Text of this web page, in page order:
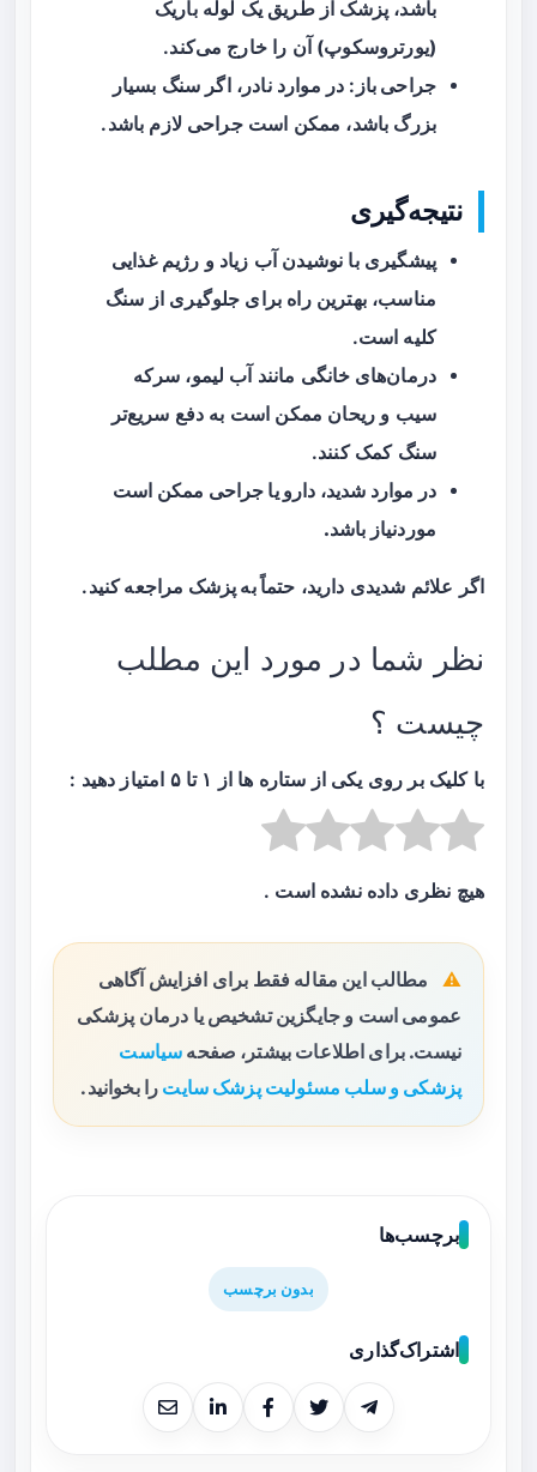
باشد، پزشک از طریق یک لوله باریک
(یورتروسکوپ) آن را خارج می‌کند.
جراحی باز : در موارد نادر، اگر سنگ بسیار
بزرگ باشد، ممکن است جراحی لازم باشد.
نتیجه‌گیری
پیشگیری با نوشیدن آب زیاد و رژیم غذایی
مناسب، بهترین راه برای جلوگیری از سنگ
کلیه است.
درمان‌های خانگی مانند آب لیمو، سرکه
سیب و ریحان ممکن است به دفع سریع‌تر
سنگ کمک کنند.
در موارد شدید، دارو یا جراحی ممکن است
موردنیاز باشد.
اگر علائم شدیدی دارید، حتماً به پزشک مراجعه کنید.
نظر شما در مورد این مطلب
چیست ؟
با کلیک بر روی یکی از ستاره ها از ۱ تا ۵ امتیاز دهید :
هیچ نظری داده نشده است .
مطالب این مقاله فقط برای افزایش آگاهی
عمومی است و جایگزین تشخیص یا درمان پزشکی
نیست. برای اطلاعات بیشتر، صفحه سیاست
پزشکی و سلب مسئولیت پزشک سایت را بخوانید.
برچسب‌ها
بدون برچسب
اشتراک‌گذاری